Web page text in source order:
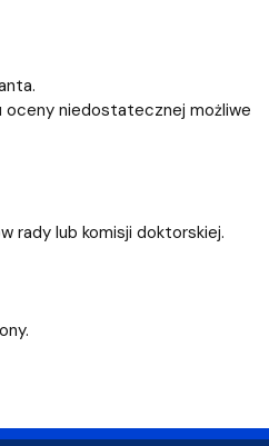
oceny niedostatecznej możliwe
rady lub komisji doktorskiej.